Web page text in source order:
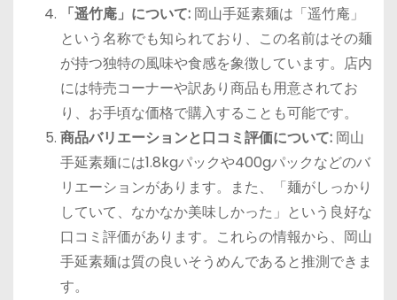
「遥竹庵」について:岡山手延素麺は「遥竹庵」
という名称でも知られており、この名前はその麺
が持つ独特の風味や食感を象徴しています。店内
には特売コーナーや訳あり商品も用意されてお
り、お手頃な価格で購入することも可能です。
商品バリエーションと口コミ評価について:岡山
手延素麺には1.8kgパックや400gパックなどのバ
リエーションがあります。また、「麺がしっかり
していて、なかなか美味しかった」という良好な
口コミ評価があります。これらの情報から、岡山
手延素麺は質の良いそうめんであると推測できま
す。